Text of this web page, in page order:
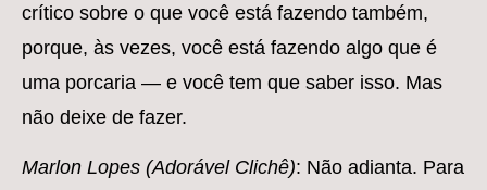
crítico sobre o que você está fazendo também,
porque, às vezes, você está fazendo algo que é
uma porcaria — e você tem que saber isso. Mas
não deixe de fazer.
Marlon Lopes (Adorável Clichê): Não adianta. Para